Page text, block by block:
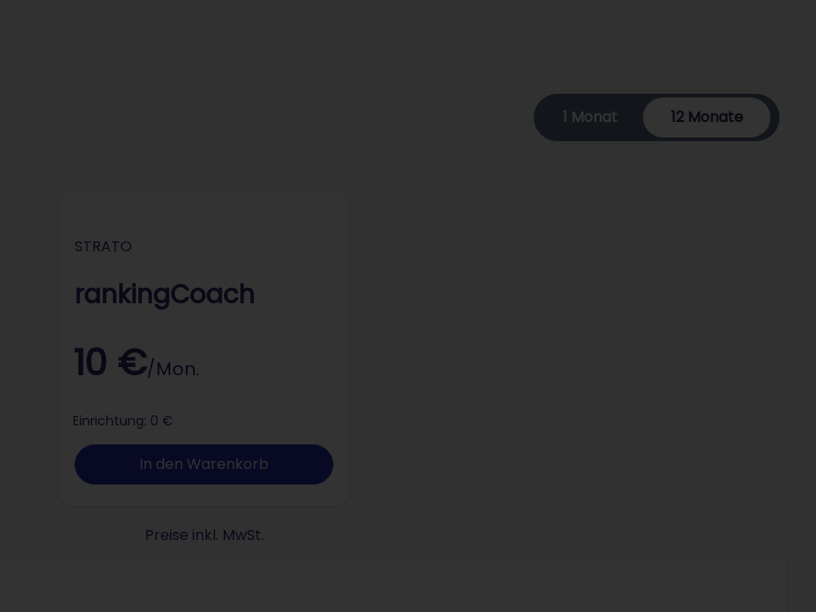
1 Monat 12 Monate
STRATO
rankingCoach
10 €/Mon.
Einrichtung: 0 €
In den Warenkorb
Preise inkl. MwSt.